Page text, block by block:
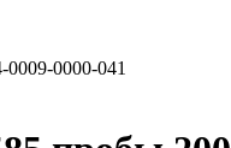
0009-0000-041